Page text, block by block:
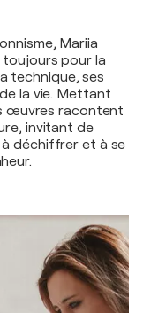
Mariia
toujours pour la
technique, ses
la vie. Mettant
œuvres racontent
invitant de
déchiffrer et à se